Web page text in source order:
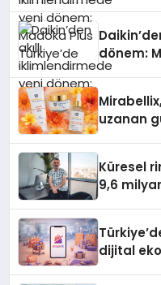
dönem:
uzanan
Küresel
9,6
dijital